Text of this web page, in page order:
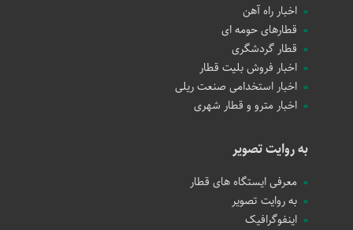
اخبار راه آهن
قطارهای حومه ای
قطار گردشگری
اخبار فروش بلیت قطار
اخبار استخدامی صنعت ریلی
اخبار مترو و قطار شهری
به روایت تصویر
معرفی ایستگاه های قطار
به روایت تصویر
اینفوگرافیک